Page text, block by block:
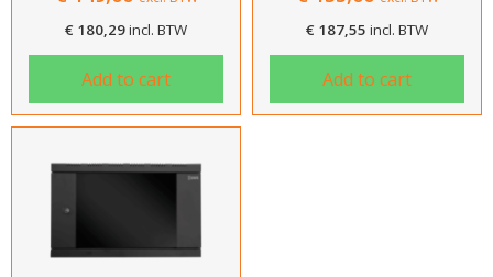
€ 180,29incl. BTW
Add to cart
€ 187,55 incl. BTW
Add to cart